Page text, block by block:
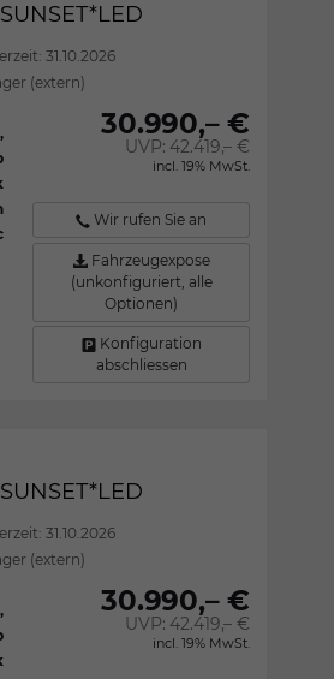
31.10.2026
(extern)
30.990,– €
UVP: 42.419,– €
incl. 19% MwSt.
Wir rufen Sie an
Fahrzeugexpose
(unkonfiguriert, alle
Optionen)
Konfiguration
abschliessen
31.10.2026
(extern)
30.990,– €
UVP: 42.419,– €
incl. 19% MwSt.